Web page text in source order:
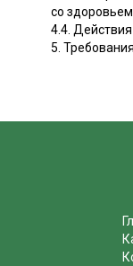
со здоровьем
4.4.
5.